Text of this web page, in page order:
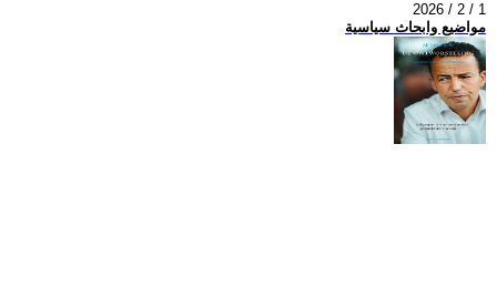
2026 / 2 / 1
مواضيع وابحاث سياسية